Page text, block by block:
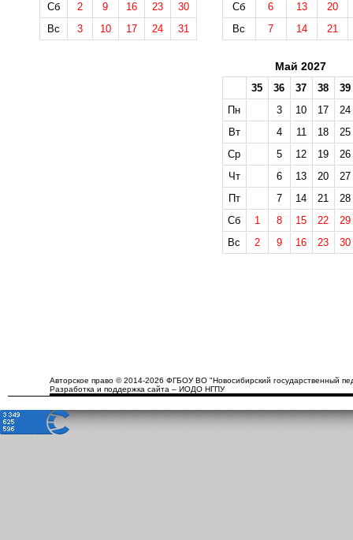
Сб
2 9 16 23
30
Вс
3 10 17 24 31
Сб
6 13
20
Вс
7 14 21
Май 2027
35 36 37 38
39
Пн
3 10 17
24
Вт
4 11 18
25
Ср
5 12 19
26
Чт
6 13 20
27
Пт
7 14 21
28
Сб
1 8 15 22
29
Вс
2 9 16 23 30
Авторское право © 2014-2026 ФГБОУ ВО "Новосибирский государственный
Разработка и поддержка сайта – ИОДО НГПУ